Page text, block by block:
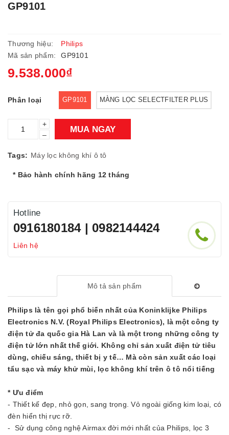
GP9101
Thương hiệu:
Philips
Mã sản phẩm:
GP9101
9.538.000₫
Phân loại GP9101 MÀNG LỌC SELECTFILTER PLUS
+
–
MUA NGAY
Tags: Máy lọc không khí ô tô
* Bảo hành chính hãng 12 tháng
Hotline
0916180184 | 0982144424
Liên hệ
Mô tả sản phẩm
Philips là tên gọi phổ biến nhất của Koninklijke Philips
Electronics N.V. (Royal Philips Electronics), là một công ty
điện tử đa quốc gia Hà Lan và là một trong những công ty
điện tử lớn nhất thế giới. Không chỉ sản xuất điện tử tiêu
dùng, chiếu sáng, thiết bị y tế… Mà còn sản xuất các loại
tẩu sạc và máy khử mùi, lọc không khí trên ô tô nổi tiếng
* Ưu điểm
- Thiết kế đẹp, nhỏ gọn, sang trọng. Vỏ ngoài giống kim loại, có
đèn hiển thị rực rỡ.
- Sử dụng công nghệ Airmax đời mới nhất của Philips, lọc 3